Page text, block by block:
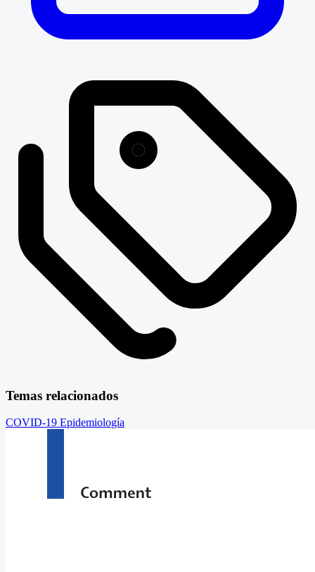
Temas relacionados
COVID-19 Epidemiología